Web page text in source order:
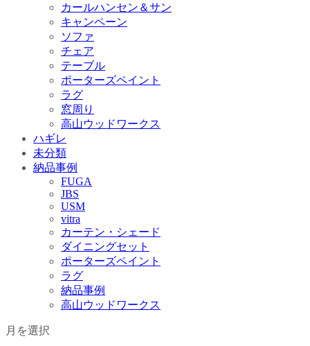
カールハンセン＆サン
キャンペーン
ソファ
チェア
テーブル
ポーターズペイント
ラグ
窓周り
高山ウッドワークス
ハギレ
未分類
納品事例
FUGA
JBS
USM
vitra
カーテン・シェード
ダイニングセット
ポーターズペイント
ラグ
納品事例
高山ウッドワークス
月を選択